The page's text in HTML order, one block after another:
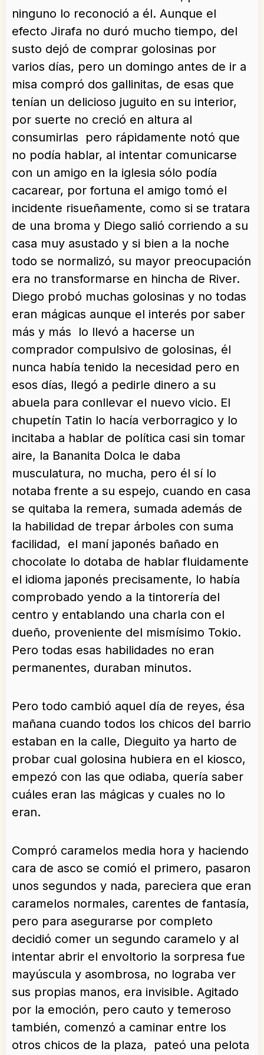
ninguno lo reconoció a él. Aunque el
efecto Jirafa no duró mucho tiempo, del
susto dejó de comprar golosinas por
varios días, pero un domingo antes de ir a
misa compró dos gallinitas, de esas que
tenían un delicioso juguito en su interior,
por suerte no creció en altura al
consumirlas pero rápidamente notó que
no podía hablar, al intentar comunicarse
con un amigo en la iglesia sólo podía
cacarear, por fortuna el amigo tomó el
incidente risueñamente, como si se tratara
de una broma y Diego salió corriendo a su
casa muy asustado y si bien a la noche
todo se normalizó, su mayor preocupación
era no transformarse en hincha de River.
Diego probó muchas golosinas y no todas
eran mágicas aunque el interés por saber
más y más lo llevó a hacerse un
comprador compulsivo de golosinas, él
nunca había tenido la necesidad pero en
esos días, llegó a pedirle dinero a su
abuela para conllevar el nuevo vicio. El
chupetín Tatin lo hacía verborragico y lo
incitaba a hablar de política casi sin tomar
aire, la Bananita Dolca le daba
musculatura, no mucha, pero él sí lo
notaba frente a su espejo, cuando en casa
se quitaba la remera, sumada además de
la habilidad de trepar árboles con suma
facilidad, el maní japonés bañado en
chocolate lo dotaba de hablar fluidamente
el idioma japonés precisamente, lo había
comprobado yendo a la tintorería del
centro y entablando una charla con el
dueño, proveniente del mismísimo Tokio.
Pero todas esas habilidades no eran
permanentes, duraban minutos.
Pero todo cambió aquel día de reyes, ésa
mañana cuando todos los chicos del barrio
estaban en la calle, Dieguito ya harto de
probar cual golosina hubiera en el kiosco,
empezó con las que odiaba, quería saber
cuáles eran las mágicas y cuales no lo
eran.
Compró caramelos media hora y haciendo
cara de asco se comió el primero, pasaron
unos segundos y nada, pareciera que eran
caramelos normales, carentes de fantasía,
pero para asegurarse por completo
decidió comer un segundo caramelo y al
intentar abrir el envoltorio la sorpresa fue
mayúscula y asombrosa, no lograba ver
sus propias manos, era invisible. Agitado
por la emoción, pero cauto y temeroso
también, comenzó a caminar entre los
otros chicos de la plaza, pateó una pelota